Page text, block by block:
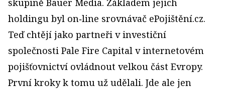
skupině Bauer Media. Základem jejich
holdingu byl on‑line srovnávač ePojištění.cz.
Teď chtějí jako partneři v investiční
společnosti Pale Fire Capital v internetovém
pojišťovnictví ovládnout velkou část Evropy.
První kroky k tomu už udělali. Jde ale jen